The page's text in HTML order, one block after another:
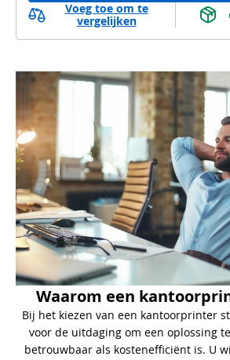
Voeg toe om te
vergelijken
Waarom een
Bij het kiezen van een kantoorprinter
voor de uitdaging om een oplossing
betrouwbaar als kostenefficiënt is. U